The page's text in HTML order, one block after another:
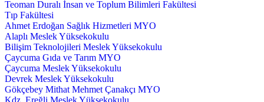
Teoman Duralı İnsan ve Toplum Bilimleri Fakültesi
Tıp Fakültesi
Ahmet Erdoğan Sağlık Hizmetleri MYO
Alaplı Meslek Yüksekokulu
Bilişim Teknolojileri Meslek Yüksekokulu
Çaycuma Gıda ve Tarım MYO
Çaycuma Meslek Yüksekokulu
Devrek Meslek Yüksekokulu
Gökçebey Mithat Mehmet Çanakçı MYO